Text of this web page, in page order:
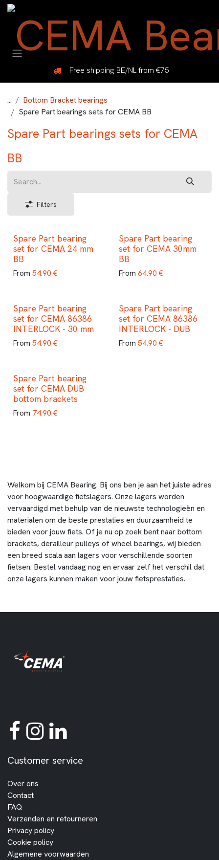
Skip to Content
Free shipping BE/NL from €75
...
Bottom Bracket bearings
Spare Part bearings sets for CEMA BB
Spare Part bearings sets for CEMA
BB
Filters
Spare Part bearing
set for CEMA 24 mm
BB
From 54.90 €
Spare Part bearing
set for CEMA 30mm
BB
From 64.90 €
Spare Part bearing
set for CEMA 86386
INTERLOCK - 30 mm
From 54.90 €
Spare Part bearing
set for CEMA 86386
INTERLOCK - DUB
From 54.90 €
Spare Part bearing
set for CEMA DUB
bottom brackets
From 74.90 €
Welkom bij CEMA Bearing. Bij ons ben je aan het juiste adres
voor hoogwaardige fietslagers. Onze lagers worden
vervaardigd met behulp van de nieuwste technologieën en
materialen om de beste prestaties en duurzaamheid te
bieden voor jouw fiets. Of je nu op zoek bent naar bottom
brackets, derailleur pulleys of wheel bearings, wij bieden
een breed scala aan lagers voor verschillende soorten
fietsen. Bestel vandaag nog en ervaar zelf het verschil dat
onze lagers kunnen maken voor jouw fietsprestaties.
Customer service
Over ons
Contact
FAQ
Verzenden en retourneren
Privacy policy
Cookie policy
Algemene voorwaarden